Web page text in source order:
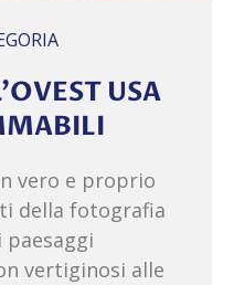
USA
vero e proprio
della fotografia
paesaggi
vertiginosi alle